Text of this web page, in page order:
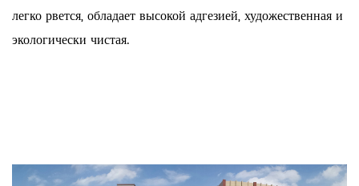
легко рвется, обладает высокой адгезией, художественная и
экологически чистая.